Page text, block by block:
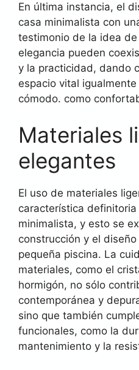
En última instancia, el
casa minimalista con
testimonio de la idea
elegancia pueden
y la practicidad, dando
espacio vital
cómodo. como
Materiales
elegantes
El uso de materiales
característica
minimalista, y esto se
construcción y el
pequeña piscina. La
materiales, como el
hormigón, no sólo
contemporánea y
sino que también
funcionales, como la
mantenimiento y la